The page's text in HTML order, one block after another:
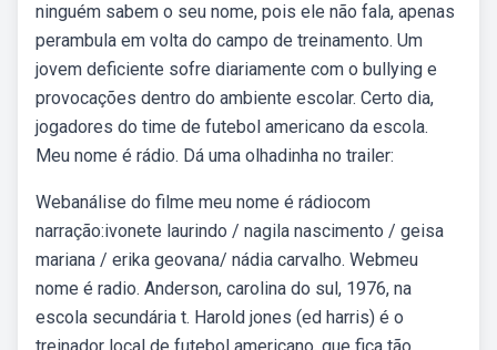
ninguém sabem o seu nome, pois ele não fala, apenas
perambula em volta do campo de treinamento. Um
jovem deficiente sofre diariamente com o bullying e
provocações dentro do ambiente escolar. Certo dia,
jogadores do time de futebol americano da escola.
Meu nome é rádio. Dá uma olhadinha no trailer:
Webanálise do filme meu nome é rádiocom
narração:ivonete laurindo / nagila nascimento / geisa
mariana / erika geovana/ nádia carvalho. Webmeu
nome é radio. Anderson, carolina do sul, 1976, na
escola secundária t. Harold jones (ed harris) é o